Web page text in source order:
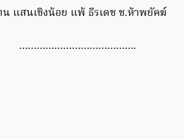
เชิงน้อย แพ้ ธีรเดช ช.ห้าพยัคฆ์